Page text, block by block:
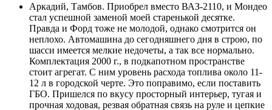
Аркадий, Тамбов. Приобрел вместо ВАЗ-2110, и Мондео
стал успешной заменой моей старенькой десятке.
Правда и Форд тоже не молодой, однако смотрится он
неплохо. Автомашина до сегодняшнего дня в строю, по
шасси имеется мелкие недочеты, а так все нормально.
Комплектация 2000 г., в подкапотном пространстве
стоит агрегат. С ним уровень расхода топлива около 11-
12 л в городской черте. Это поправимо, если поставить
ГБО. Пришелся по вкусу просторный интерьер, тугая и
прочная ходовая, резвая обратная связь на руле и цепкие